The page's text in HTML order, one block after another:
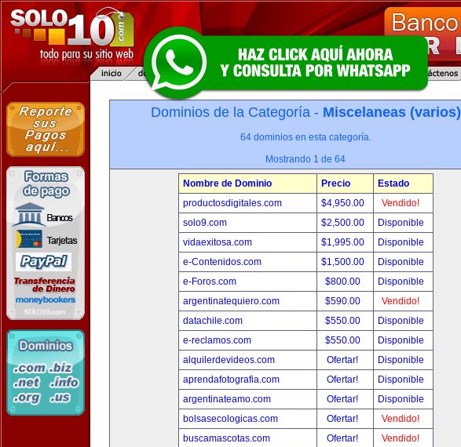
Dominios de la Categoría - Miscelaneas (varios)
64 dominios en esta categoría.
Mostrando 1 de 64
Nombre de Dominio Precio
Estado
productosdigitales.com
$4,950.00
Vendido!
solo9.com
$2,500.00
Disponible
vidaexitosa.com
$1,995.00
Disponible
e-Contenidos.com
$1,500.00
Disponible
e-Foros.com
$800.00
Disponible
argentinatequiero.com
$590.00
Vendido!
datachile.com
$550.00
Disponible
e-reclamos.com
$550.00
Disponible
alquilerdevideos.com
Ofertar!
Disponible
aprendafotografia.com
Ofertar!
Disponible
argentinateamo.com
Ofertar!
Disponible
bolsasecologicas.com
Ofertar!
Vendido!
buscamascotas.com
Ofertar!
Vendido!